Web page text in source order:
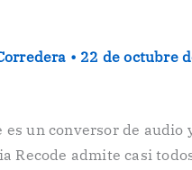
• 22 de octubre
es un conversor de audio
Recode admite casi